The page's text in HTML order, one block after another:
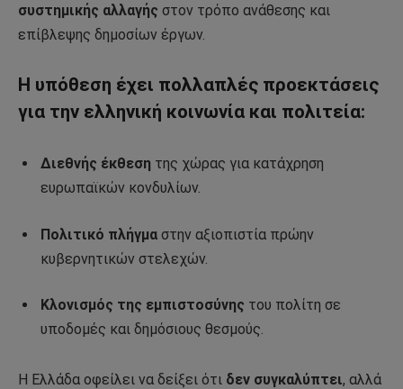
συστημικής αλλαγής στον τρόπο ανάθεσης και
επίβλεψης δημοσίων έργων.
Η υπόθεση έχει πολλαπλές προεκτάσεις
για την ελληνική κοινωνία και πολιτεία:
Διεθνής έκθεση της χώρας για κατάχρηση
ευρωπαϊκών κονδυλίων.
Πολιτικό πλήγμα στην αξιοπιστία πρώην
κυβερνητικών στελεχών.
Κλονισμός της εμπιστοσύνης του πολίτη σε
υποδομές και δημόσιους θεσμούς.
Η Ελλάδα οφείλει να δείξει ότι δεν συγκαλύπτει, αλλά